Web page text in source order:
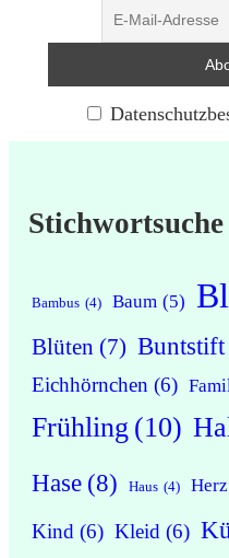
Stichwortsuche
Bambus (4) Baum (5)
Blüten (7) Buntstift
Eichhörnchen (6)
Frühling (10)
Hase (8) Haus (4) Herz
Kind (6) Kleid (6)